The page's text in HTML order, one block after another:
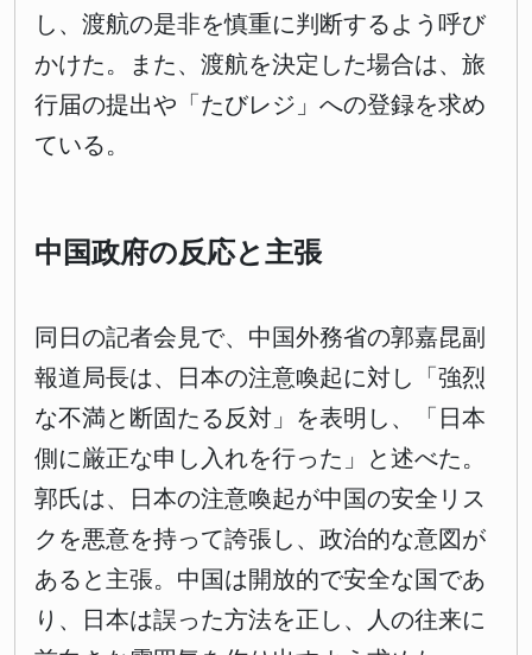
し、渡航の是非を慎重に判断するよう呼び
かけた。また、渡航を決定した場合は、旅
行届の提出や「たびレジ」への登録を求め
ている。
中国政府の反応と主張
同日の記者会見で、中国外務省の郭嘉昆副
報道局長は、日本の注意喚起に対し「強烈
な不満と断固たる反対」を表明し、「日本
側に厳正な申し入れを行った」と述べた。
郭氏は、日本の注意喚起が中国の安全リス
クを悪意を持って誇張し、政治的な意図が
あると主張。中国は開放的で安全な国であ
り、日本は誤った方法を正し、人の往来に